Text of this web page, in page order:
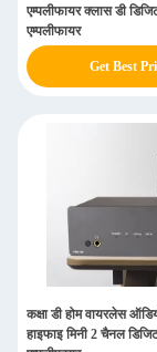
एम्पलीफायर क्लास डी
एम्पलीफायर
Get Best
कक्षा डी होम वायरलेस
हाइफाइ मिनी 2 चैनल